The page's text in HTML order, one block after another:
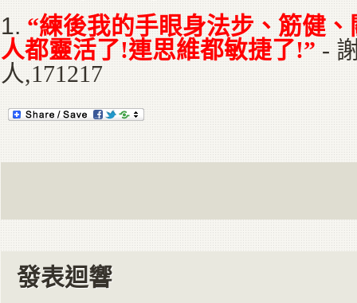
1. “練後我的手眼身法步、筋健
人都靈活了!連思維都敏捷了!” -
人,171217
發表迴響